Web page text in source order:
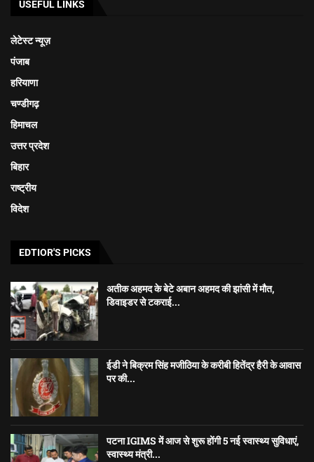
USEFUL LINKS
लेटेस्ट न्यूज़
पंजाब
हरियाणा
चण्डीगढ़
हिमाचल
उत्तर प्रदेश
बिहार
राष्ट्रीय
विदेश
EDTIOR'S PICKS
अतीक अहमद के बेटे अबान अहमद की झांसी में मौत,
डिवाइडर से टकराई...
ईडी ने बिक्रम सिंह मजीठिया के करीबी हितेंद्र हैरी के आवास
पर की...
पटना IGIMS में आज से शुरू होंगी 5 नई स्वास्थ्य सुविधाएं,
स्वास्थ्य मंत्री...